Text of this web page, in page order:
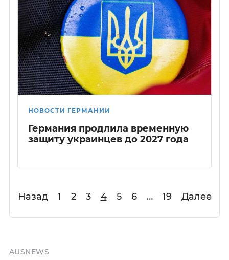
НОВОСТИ ГЕРМАНИИ
Германия продлила временную
защиту украинцев до 2027 года
Назад 1 2 3 4 5 6 … 19 Далее
AUSNEWS